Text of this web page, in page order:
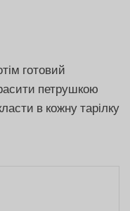
готовий
петрушкою
в кожну тарілку